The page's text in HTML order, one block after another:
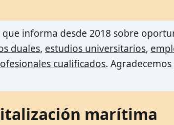
informa desde 2018 sobre
duales, estudios universitarios,
cualificados. Agradecemos
marítima